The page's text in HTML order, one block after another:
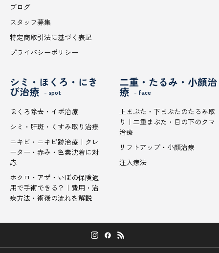
ブログ
スタッフ募集
特定商取引法に基づく表記
プライバシーポリシー
シミ・ほくろ・にき
び治療 - spot
ほくろ除去・イボ治療
シミ・肝斑・くすみ取り治療
ニキビ・ニキビ跡治療｜クレ
ーター・赤み・色素沈着に対
応
ホクロ・アザ・いぼの保険適
用で手術できる？｜費用・治
療方法・術後の流れを解説
二重・たるみ・小顔治
療 - face
上まぶた・下まぶたのたるみ取
り｜二重まぶた・目の下のクマ
治療
リフトアップ・小顔治療
注入療法